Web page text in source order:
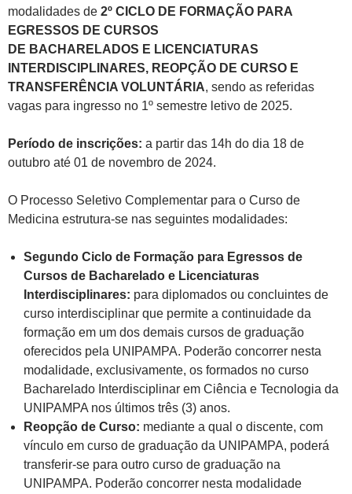
modalidades de 2º CICLO DE FORMAÇÃO PARA
EGRESSOS DE CURSOS
DE BACHARELADOS E LICENCIATURAS
INTERDISCIPLINARES, REOPÇÃO DE CURSO E
TRANSFERÊNCIA VOLUNTÁRIA, sendo as referidas
vagas para ingresso no 1º semestre letivo de 2025.
Período de inscrições: a partir das 14h do dia 18 de
outubro até 01 de novembro de 2024.
O Processo Seletivo Complementar para o Curso de
Medicina estrutura-se nas seguintes modalidades:
Segundo Ciclo de Formação para Egressos de
Cursos de Bacharelado e Licenciaturas
Interdisciplinares: para diplomados ou concluintes de
curso interdisciplinar que permite a continuidade da
formação em um dos demais cursos de graduação
oferecidos pela UNIPAMPA. Poderão concorrer nesta
modalidade, exclusivamente, os formados no curso
Bacharelado Interdisciplinar em Ciência e Tecnologia da
UNIPAMPA nos últimos três (3) anos.
Reopção de Curso: mediante a qual o discente, com
vínculo em curso de graduação da UNIPAMPA, poderá
transferir-se para outro curso de graduação na
UNIPAMPA. Poderão concorrer nesta modalidade